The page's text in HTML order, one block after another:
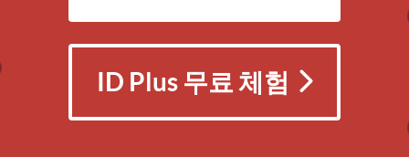
ID Plus 무료 체험